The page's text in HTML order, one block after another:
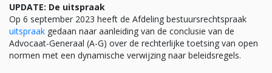
UPDATE: De uitspraak
Op 6 september 2023 heeft de Afdeling bestuursrechtspraak
uitspraak gedaan naar aanleiding van de conclusie van de
Advocaat-Generaal (A-G) over de rechterlijke toetsing van open
normen met een dynamische verwijzing naar beleidsregels.